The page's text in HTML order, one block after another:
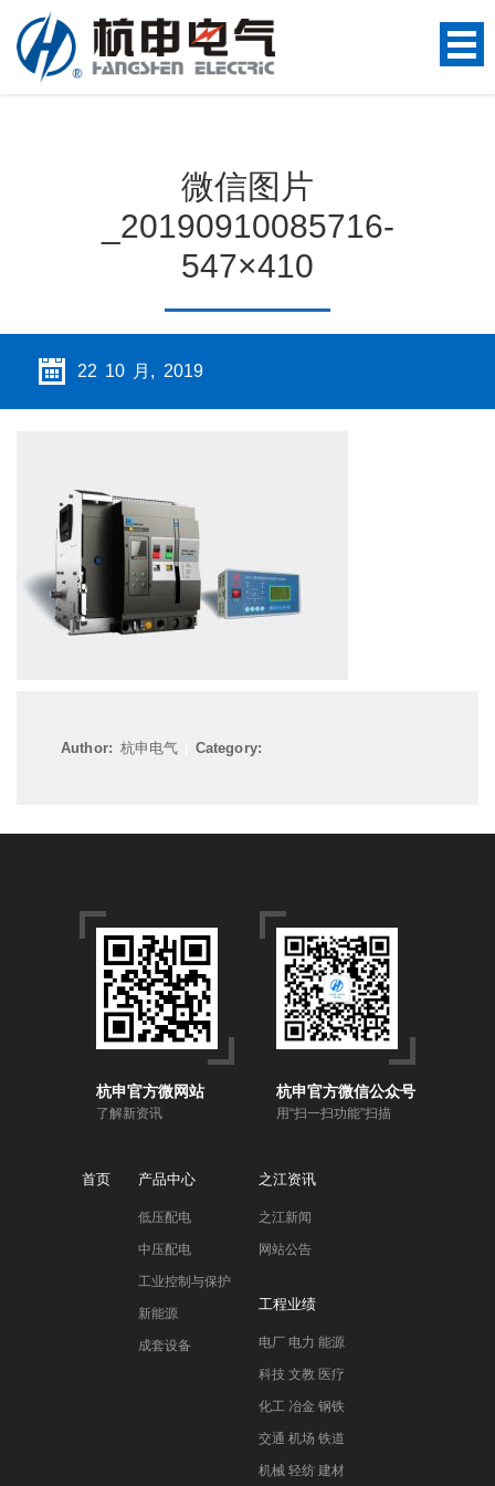
微信图片
_20190910085716-
547×410
22 10 月, 2019
Author: 杭申电气| Category:
杭申官方微网站
了解新资讯
杭申官方微信公众号
用“扫一扫功能”扫描
首页 产品中心
低压配电
中压配电
工业控制与保护
新能源
成套设备
之江资讯
之江新闻
网站公告
工程业绩
电厂 电力 能源
科技 文教 医疗
化工 冶金 钢铁
交通 机场 铁道
机械 轻纺 建材